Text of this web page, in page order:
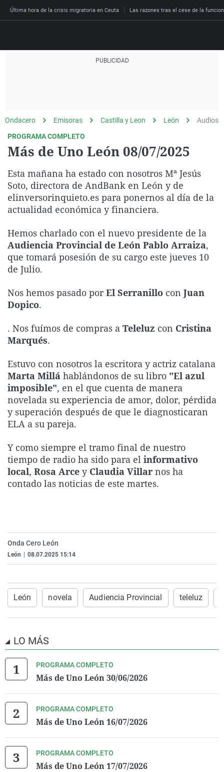
Última hora de la crisis migratoria en Ceuta Las razones tras el cese de la
Julia en la onda
Radioestadio
Radioestadio noche
El colegio invisible
La rosa de los vientos
Gente viajera
Expedientes del más
Invisibles
Prohibido morirse
Esto no ha pasado
Caso
Retornados
Baleares
Cataluña
Comunidad de Madrid
Comunitat Valenciana
Extremadura
Galicia
Economía
Deportes
Tenis
El tiempo
Más noticias
Salud
Ciencia y Tecnología
Gastronomía
Medio ambiente
Virales
Televisión
Ondacero Emisoras Castilla y Leon León
Audios
PROGRAMA COMPLETO
Más de Uno León 08/07/2025
Esta mañana ha estado con nosotros Mª Jesús
Soto, directora de AndBank en León y de
elinversorinquieto.es para ponernos al día de la
actualidad económica y financiera.
Hemos charlado con el nuevo presidente de la
Audiencia Provincial de León Pablo Arraiza,
que tomará posesión de su cargo este jueves 10
de Julio.
Nos hemos pasado porEl Serranillo con Juan
Dopico.
. Nos fuímos de compras a Teleluz con Cristina
Marqués.
Estuvo con nosotros la escritora y actriz catalana
Marta Millá hablándonos de su libro "El azul
imposible", en el que cuenta de manera
novelada su experiencia de amor, dolor, pérdida
y superación después de que le diagnosticaran
ELA a su pareja.
Y como siempre el tramo final de nuestro
tiempo de radio ha sido para el informativo
local, Rosa Arce y Claudia Villar nos ha
contado las noticias de este martes.
Onda Cero León
León 08.07.2025 15:14
León novela Audiencia Provincial teleluz
LO MÁS
PROGRAMA COMPLETO
Más de Uno León 30/06/2026
PROGRAMA COMPLETO
Más de Uno León 16/07/2026
PROGRAMA COMPLETO
Más de Uno León 17/07/2026